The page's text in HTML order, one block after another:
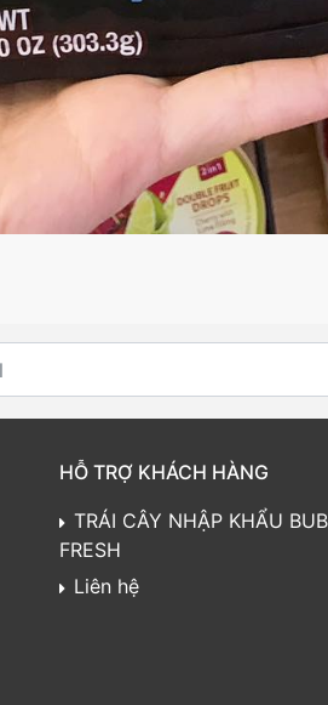
HỖ TRỢ KHÁCH HÀNG
TRÁI CÂY NHẬP KHẨU
FRESH
Liên hệ